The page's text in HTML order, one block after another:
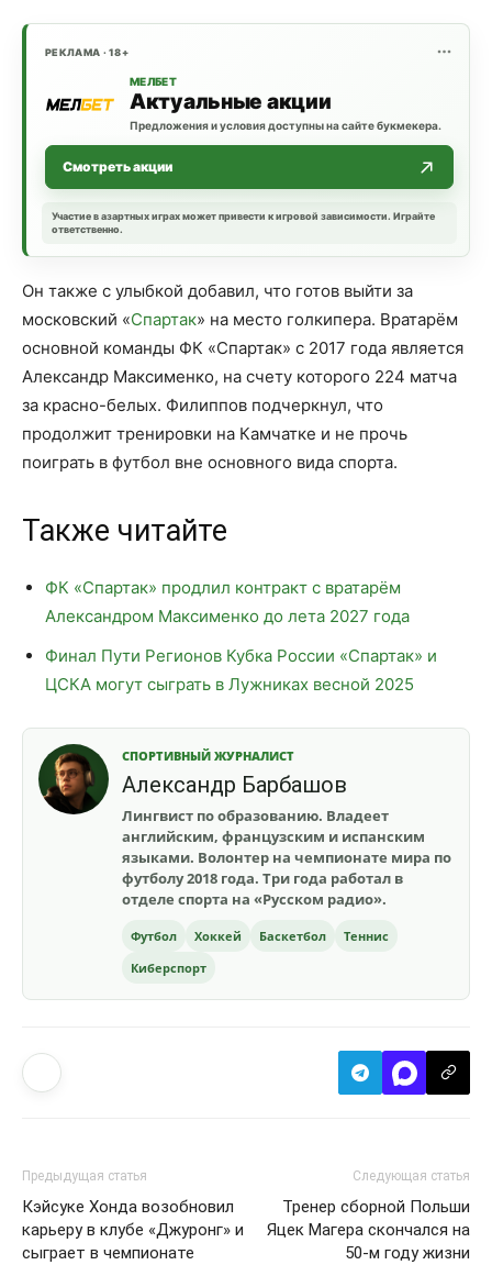
РЕКЛАМА · 18+
МЕЛБЕТ
Актуальные акции
Предложения и условия доступны на сайте букмекера.
Смотреть акции
Участие в азартных играх может привести к игровой зависимости. Играйте
ответственно.
Он также с улыбкой добавил, что готов выйти за
московский «Спартак» на место голкипера. Вратарём
основной команды ФК «Спартак» с 2017 года является
Александр Максименко, на счету которого 224 матча
за красно-белых. Филиппов подчеркнул, что
продолжит тренировки на Камчатке и не прочь
поиграть в футбол вне основного вида спорта.
Также читайте
ФК «Спартак» продлил контракт с вратарём
Александром Максименко до лета 2027 года
Финал Пути Регионов Кубка России «Спартак» и
ЦСКА могут сыграть в Лужниках весной 2025
СПОРТИВНЫЙ ЖУРНАЛИСТ
Александр Барбашов
Лингвист по образованию. Владеет
английским, французским и испанским
языками. Волонтер на чемпионате мира по
футболу 2018 года. Три года работал в
отделе спорта на «Русском радио».
Футбол Хоккей Баскетбол
Теннис
Киберспорт
Предыдущая статья
Кэйсуке Хонда возобновил
карьеру в клубе «Джуронг» и
сыграет в чемпионате
Следующая статья
Тренер сборной Польши
Яцек Магера скончался на
50-м году жизни